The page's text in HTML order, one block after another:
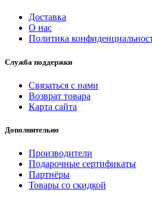
Доставка
О нас
Политика
Служба поддержки
Связаться с нами
Возврат товара
Карта сайта
Дополнительно
Производители
Подарочные сертификаты
Партнёры
Товары со скидкой